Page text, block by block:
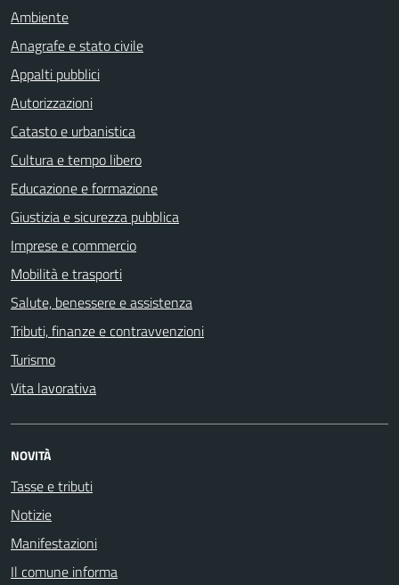
Ambiente
Anagrafe e stato civile
Appalti pubblici
Autorizzazioni
Catasto e urbanistica
Cultura e tempo libero
Educazione e formazione
Giustizia e sicurezza pubblica
Imprese e commercio
Mobilità e trasporti
Salute, benessere e assistenza
Tributi, finanze e contravvenzioni
Turismo
Vita lavorativa
NOVITÀ
Tasse e tributi
Notizie
Manifestazioni
Il comune informa